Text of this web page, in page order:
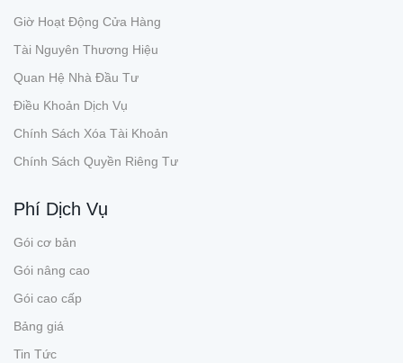
Giờ Hoạt Động Cửa Hàng
Tài Nguyên Thương Hiệu
Quan Hệ Nhà Đầu Tư
Điều Khoản Dịch Vụ
Chính Sách Xóa Tài Khoản
Chính Sách Quyền Riêng Tư
Phí Dịch Vụ
Gói cơ bản
Gói nâng cao
Gói cao cấp
Bảng giá
Tin Tức